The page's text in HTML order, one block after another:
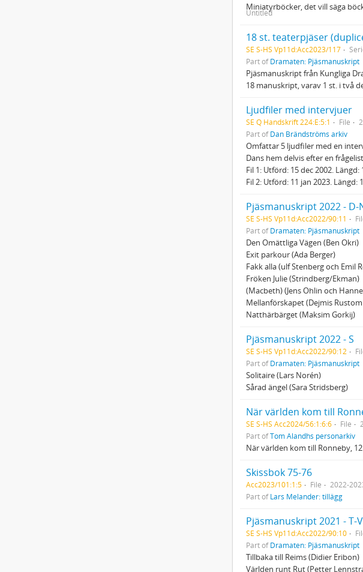
Miniatyrböcker, det vill säga
Untitled
18 st. teaterpjäser
SE S-HS Vp11d:Acc2023/117
Part ofDramaten: Pjäsmanuskript
Pjäsmanuskript från Kungliga
18 manuskript, varav 1 st. i två
Ljudfiler med intervjuer
SE Q Handskrift 224:E:5:1 File
Part ofDan Brändströms arkiv
Omfattar 5 ljudfiler med en
Dans hem delvis efter en
Fil 1: Utförd: 15 dec 2002. Längd:
Fil 2: Utförd: 11 jan 2023. Längd:
Pjäsmanuskript 2022 - D-
SE S-HS Vp11d:Acc2022/90:11
Part ofDramaten: Pjäsmanuskript
Den Omättliga Vägen (Ben Okri)
Exit parkour (Ada Berger)
Fakk alla (ulf Stenberg och Emil
Fröken Julie (Strindberg/Ekman)
(Macbeth) (Jens Ohlin och
Mellanförskapet (Dejmis
Natthärbärget (Maksim Gorkij)
Pjäsmanuskript 2022 - S
SE S-HS Vp11d:Acc2022/90:12
Part ofDramaten: Pjäsmanuskript
Solitaire (Lars Norén)
Sårad ängel (Sara Stridsberg)
När världen kom till
SE S-HS Acc2024/56:1:6:6 File
Part ofTom Alandhs personarkiv
När världen kom till Ronneby,
Skissbok 75-76
Acc2023/101:1:5 File
2022-
Part ofLars Melander: tillägg
Pjäsmanuskript 2021 - T-V
SE S-HS Vp11d:Acc2022/90:10
Part ofDramaten: Pjäsmanuskript
Tillbaka till Reims (Didier Eribon)
Världen runt Rut (Petter